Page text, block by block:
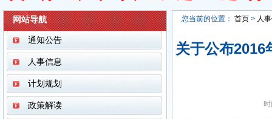
网站导航
通知公告
人事信息
计划规划
政策解读
您当前的位置： 首页 > 人
关于公布2016